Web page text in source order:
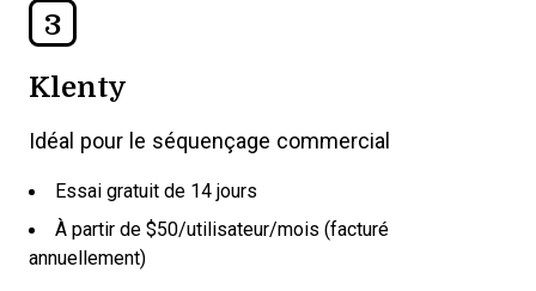
3
Klenty
Idéal pour le séquençage commercial
Essai gratuit de 14 jours
À partir de $50/utilisateur/mois (facturé
annuellement)